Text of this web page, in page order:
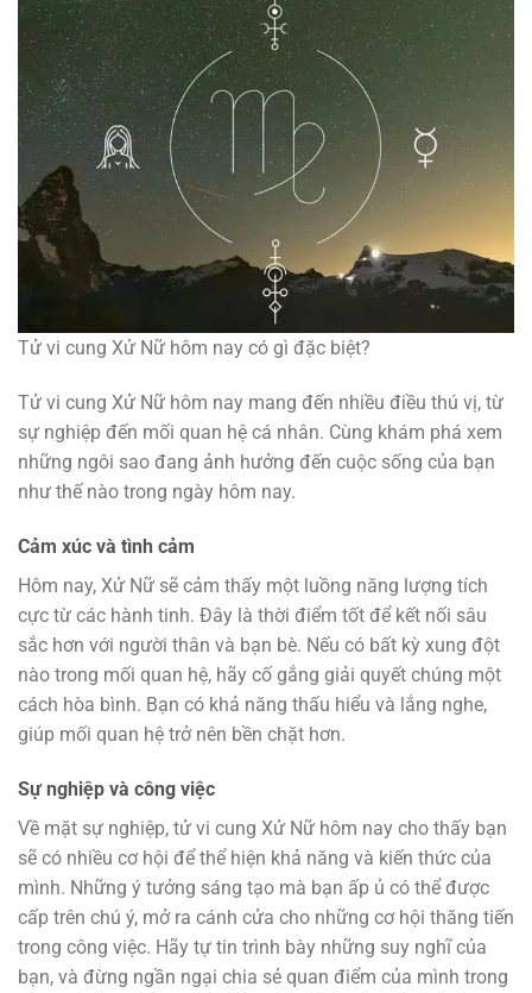
Tử vi cung Xử Nữ hôm nay có gì đặc biệt?
Tử vi cung Xử Nữ hôm nay mang đến nhiều điều thú vị, từ
sự nghiệp đến mối quan hệ cá nhân. Cùng khám phá xem
những ngôi sao đang ảnh hưởng đến cuộc sống của bạn
như thế nào trong ngày hôm nay.
Cảm xúc và tình cảm
Hôm nay, Xử Nữ sẽ cảm thấy một luồng năng lượng tích
cực từ các hành tinh. Đây là thời điểm tốt để kết nối sâu
sắc hơn với người thân và bạn bè. Nếu có bất kỳ xung đột
nào trong mối quan hệ, hãy cố gắng giải quyết chúng một
cách hòa bình. Bạn có khả năng thấu hiểu và lắng nghe,
giúp mối quan hệ trở nên bền chặt hơn.
Sự nghiệp và công việc
Về mặt sự nghiệp, tử vi cung Xử Nữ hôm nay cho thấy bạn
sẽ có nhiều cơ hội để thể hiện khả năng và kiến thức của
mình. Những ý tưởng sáng tạo mà bạn ấp ủ có thể được
cấp trên chú ý, mở ra cánh cửa cho những cơ hội thăng tiến
trong công việc. Hãy tự tin trình bày những suy nghĩ của
bạn, và đừng ngần ngại chia sẻ quan điểm của mình trong